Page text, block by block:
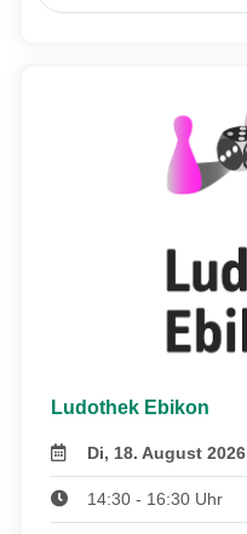
Ludothek Ebikon
Di, 18. August 2026
14:30 - 16:30 Uhr